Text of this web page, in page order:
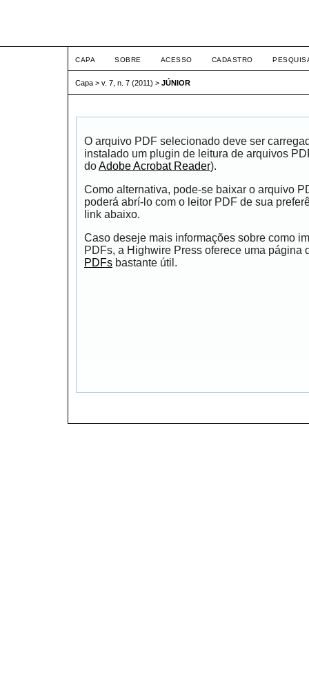
CAPA SOBRE ACESSO CADASTRO
Capa > v. 7, n. 7 (2011) > JÚNIOR
O arquivo PDF selecionado deve ser
instalado um plugin de leitura de arquivos
doAdobe Acrobat Reader).
Como alternativa, pode-se baixar o arquivo
poderá abrí-lo com o leitor PDF de sua
link abaixo.
Caso deseje mais informações sobre como
PDFs, a Highwire Press oferece uma página
PDFs bastante útil.